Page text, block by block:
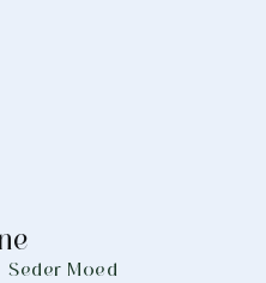
Seder Moed